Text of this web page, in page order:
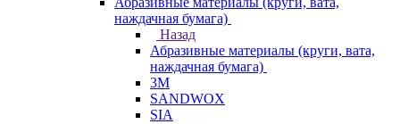
наждачная бумага)
Назад
Абразивные материалы (круги, вата,
наждачная бумага)
3М
SANDWOX
SIA